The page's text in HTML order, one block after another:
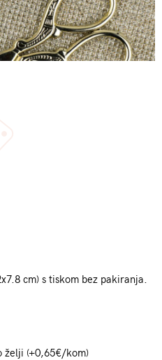
cm) s tiskom bez pakiranja.
želji (+0,65€/kom)